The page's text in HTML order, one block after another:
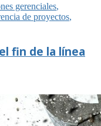
gerenciales,
de proyectos,
fin de la línea